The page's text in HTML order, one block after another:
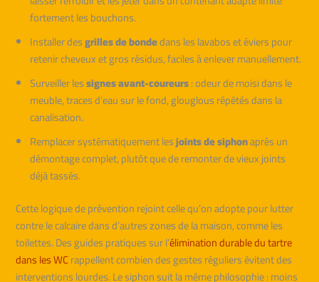
fortement les bouchons.
Installer desgrilles de bondedans les lavabos et éviers pour
retenir cheveux et gros résidus, faciles à enlever manuellement.
Surveiller lessignes avant-coureurs: odeur de moisi dans le
meuble, traces d’eau sur le fond, glouglous répétés dans la
canalisation.
Remplacer systématiquement lesjoints de siphonaprès un
démontage complet, plutôt que de remonter de vieux joints
déjà tassés.
Cette logique de prévention rejoint celle qu’on adopte pour lutter
contre le calcaire dans d’autres zones de la maison, comme les
toilettes. Des guides pratiques sur l’élimination durable du tartre
dans les WCrappellent combien des gestes réguliers évitent des
interventions lourdes. Le siphon suit la même philosophie : moins